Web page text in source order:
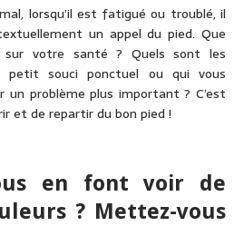
lorsqu’il est fatigué ou troublé, il
un appel du pied. Que
sur votre santé ? Quels sont les
petit souci ponctuel ou qui vous
problème plus important ? C’est
et de repartir du bon pied !
en font voir de
? Mettez-vous